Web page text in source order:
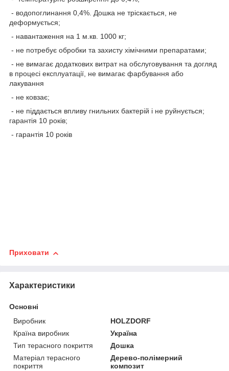
- водопоглинання 0,4%. Дошка не тріскається, не
деформується;
- навантаження на 1 м.кв. 1000 кг;
- не потребує обробки та захисту хімічними препаратами;
- не вимагає додаткових витрат на обслуговування та догляд
в процесі експлуатації, не вимагає фарбування або
лакування
- не ковзає;
- не піддається впливу гнильних бактерій і не руйнується;
гарантія 10 років;
- гарантія 10 років
Приховати
Характеристики
Основні
Виробник
HOLZDORF
Країна виробник
Україна
Тип терасного покриття
Дошка
Матеріал терасного
покриття
Дерево-полімерний
композит